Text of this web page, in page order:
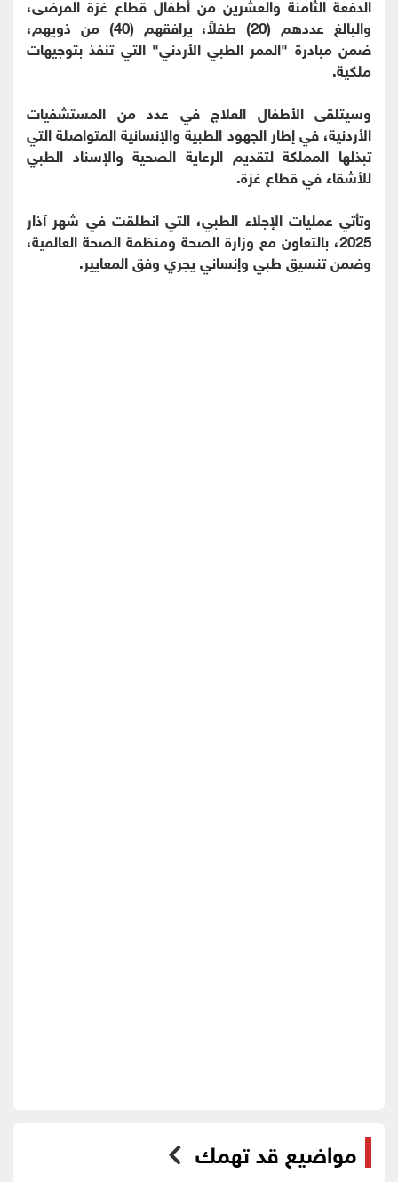
والبالغ عددهم (20) طفلاً، يرافقهم (40) من ذويهم،
ضمن مبادرة "الممر الطبي الأردني" التي تنفذ بتوجيهات
ملكية.
وسيتلقى الأطفال العلاج في عدد من المستشفيات
الأردنية، في إطار الجهود الطبية والإنسانية المتواصلة التي
تبذلها المملكة لتقديم الرعاية الصحية والإسناد الطبي
للأشقاء في قطاع غزة.
وتأتي عمليات الإجلاء الطبي، التي انطلقت في شهر آذار
2025، بالتعاون مع وزارة الصحة ومنظمة الصحة العالمية،
وضمن تنسيق طبي وإنساني يجري وفق المعايير.
مواضيع قد تهمك